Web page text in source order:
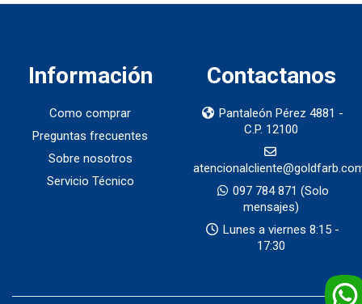
Información
Como comprar
Preguntas frecuentes
Sobre nosotros
Servicio Técnico
Contactanos
Pantaleón Pérez 4881 -
C.P. 12100
097 784 871 (Solo
mensajes)
Lunes a viernes 8:15 -
17:30